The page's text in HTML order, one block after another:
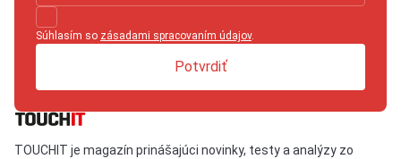
Súhlasím so zásadami spracovaním údajov.
Potvrdiť
TOUCHIT je magazín prinášajúci novinky, testy a analýzy zo